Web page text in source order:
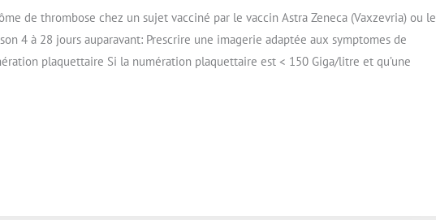
de thrombose chez un sujet vacciné par le vaccin Astra Zeneca (Vaxzevria) ou le
4 à 28 jours auparavant: Prescrire une imagerie adaptée aux symptomes de
plaquettaire Si la numération plaquettaire est < 150 Giga/litre et qu’une